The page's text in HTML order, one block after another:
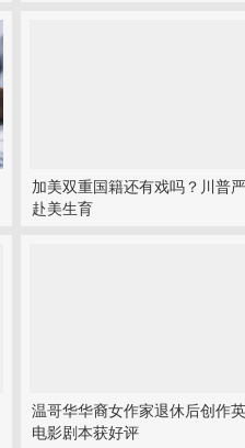
加美双重国籍还有戏吗？川普
赴美生育
温哥华华裔女作家退休后创作
电影剧本获好评